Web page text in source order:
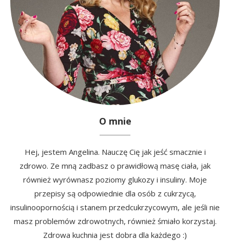
O mnie
Hej, jestem Angelina. Nauczę Cię jak jeść smacznie i
zdrowo. Ze mną zadbasz o prawidłową masę ciała, jak
również wyrównasz poziomy glukozy i insuliny. Moje
przepisy są odpowiednie dla osób z cukrzycą,
insulinoopornością i stanem przedcukrzycowym, ale jeśli nie
masz problemów zdrowotnych, również śmiało korzystaj.
Zdrowa kuchnia jest dobra dla każdego :)